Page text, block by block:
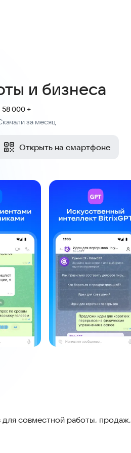
и бизнеса
58 000 +
Скачали за месяц
Открыть на смартфоне
совместной работы, продаж,